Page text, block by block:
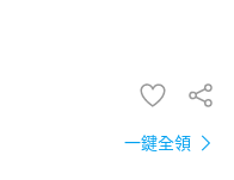
一鍵全領